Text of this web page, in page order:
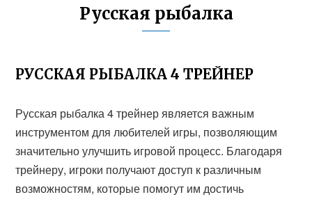
Русская рыбалка
РУССКАЯ РЫБАЛКА 4 ТРЕЙНЕР
Русская рыбалка 4 трейнер является важным
инструментом для любителей игры, позволяющим
значительно улучшить игровой процесс. Благодаря
трейнеру, игроки получают доступ к различным
возможностям, которые помогут им достичь